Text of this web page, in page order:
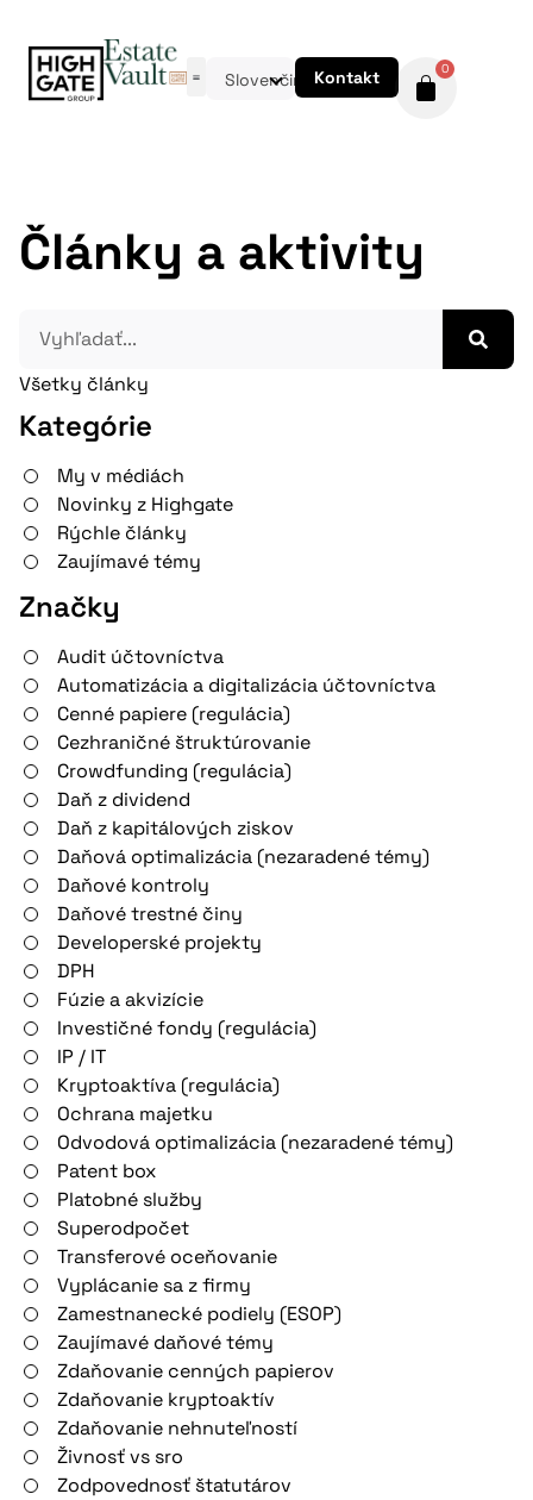
Slovenčina Kontakt 0
Všetky články
Kategórie
My v médiách
Novinky z Highgate
Rýchle články
Zaujímavé témy
Značky
Audit účtovníctva
Automatizácia a digitalizácia účtovníctva
Cenné papiere (regulácia)
Cezhraničné štruktúrovanie
Crowdfunding (regulácia)
Daň z dividend
Daň z kapitálových ziskov
Daňová optimalizácia (nezaradené témy)
Daňové kontroly
Daňové trestné činy
Developerské projekty
DPH
Fúzie a akvizície
Investičné fondy (regulácia)
IP / IT
Kryptoaktíva (regulácia)
Ochrana majetku
Odvodová optimalizácia (nezaradené témy)
Patent box
Platobné služby
Superodpočet
Transferové oceňovanie
Vyplácanie sa z firmy
Zamestnanecké podiely (ESOP)
Zaujímavé daňové témy
Zdaňovanie cenných papierov
Zdaňovanie kryptoaktív
Zdaňovanie nehnuteľností
Živnosť vs sro
Zodpovednosť štatutárov
Články a aktivity